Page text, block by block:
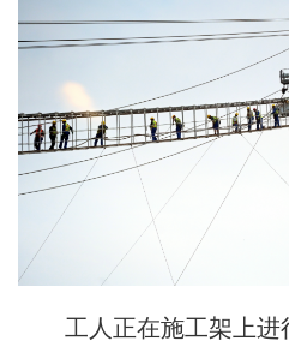
工人正在施工架上